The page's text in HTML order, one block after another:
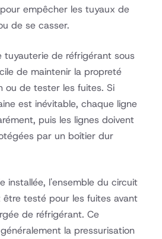
empêcher les tuyaux de
de se casser.
tuyauterie de réfrigérant sous
de maintenir la propreté
ou de tester les fuites. Si
est inévitable, chaque ligne
puis les lignes doivent
par un boîtier dur
installée, l'ensemble du circuit
testé pour les fuites avant
de réfrigérant. Ce
la pressurisation